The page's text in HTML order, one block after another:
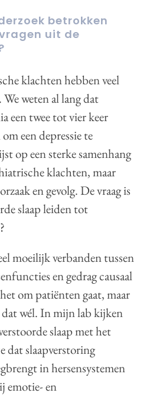
betrokken
uit de
klachten hebben veel
weten al lang dat
een twee tot vier keer
een depressie te
op een sterke samenhang
klachten, maar
en gevolg. De vraag is
slaap leiden tot
moeilijk verbanden tussen
en gedrag causaal
om patiënten gaat, maar
wél. In mijn lab kijken
slaap met het
dat slaapverstoring
in hersensystemen
emotie- en